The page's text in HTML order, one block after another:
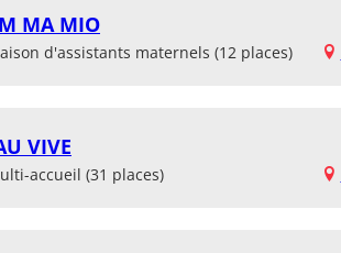
MA MIO
d'assistants maternels (12 places)
VIVE
accueil (31 places)